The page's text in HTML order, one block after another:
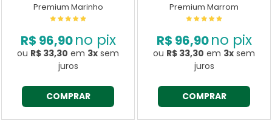
Premium Marinho
R$ 96,90no pix
ou R$ 33,30 em 3x sem
juros
COMPRAR
Premium Marrom
R$ 96,90no pix
ou R$ 33,30 em 3x sem
juros
COMPRAR